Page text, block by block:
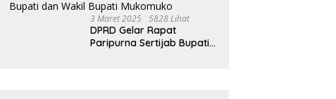
3 Maret 2025 5828 Lihat
DPRD Gelar Rapat
Paripurna Sertijab Bupati